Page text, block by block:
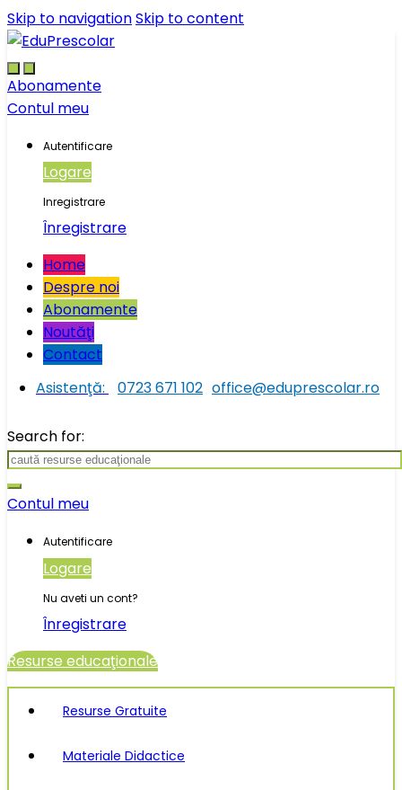
Skip to navigationSkip to content
Abonamente
Contul meu
Autentificare
Logare
Inregistrare
Înregistrare
Home
Despre noi
Abonamente
Noutăţi
Contact
Asistenţă:
0723 671 102 office@eduprescolar.ro
Search for:
Contul meu
Autentificare
Logare
Nu aveti un cont?
Înregistrare
Resurse educaţionale
Resurse Gratuite
Materiale Didactice